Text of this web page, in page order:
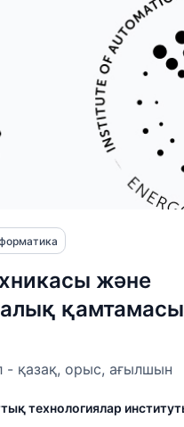
және
қазақ, орыс, ағылшын
технологиялар